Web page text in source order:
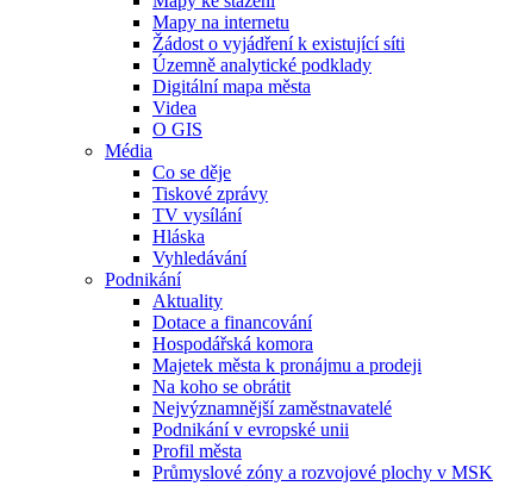
Mapy na internetu
Žádost o vyjádření k existující síti
Územně analytické podklady
Digitální mapa města
Videa
O GIS
Média
Co se děje
Tiskové zprávy
TV vysílání
Hláska
Vyhledávání
Podnikání
Aktuality
Dotace a financování
Hospodářská komora
Majetek města k pronájmu a prodeji
Na koho se obrátit
Nejvýznamnější zaměstnavatelé
Podnikání v evropské unii
Profil města
Průmyslové zóny a rozvojové plochy v MSK